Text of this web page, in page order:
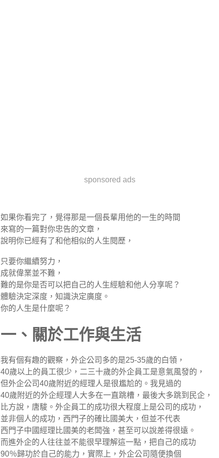
sponsored ads
如果你看完了，覺得那是一個長輩用他的一生的時間
來寫的一篇對你忠告的文章，
說明你已經有了和他相似的人生閱歷，
只要你繼續努力，
成就偉業並不難，
難的是你是否可以把自己的人生經驗和他人分享呢？
體驗決定深度，知識決定廣度。
你的人生是什麼呢？
一、關於工作與生活
我有個有趣的觀察，外企公司多的是25-35歲的白領，
40歲以上的員工很少，二三十歲的外企員工是意氣風發的，
但外企公司40歲附近的經理人是很尷尬的。我見過的
40歲附近的外企經理人大多在一直跳槽，最後大多跳到民企，
比方說，唐駿。外企員工的成功很大程度上是公司的成功，
並非個人的成功，西門子的確比國美大，但並不代表
西門子中國經理比國美的老闆強，甚至可以說差得很遠。
而進外企的人往往並不能很早理解這一點，把自己的成功
90％歸功於自己的能力，實際上，外企公司隨便換個